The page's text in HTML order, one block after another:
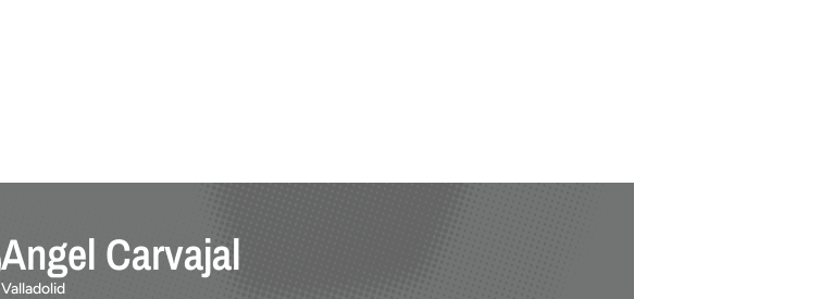
Angel Carvajal
Valladolid